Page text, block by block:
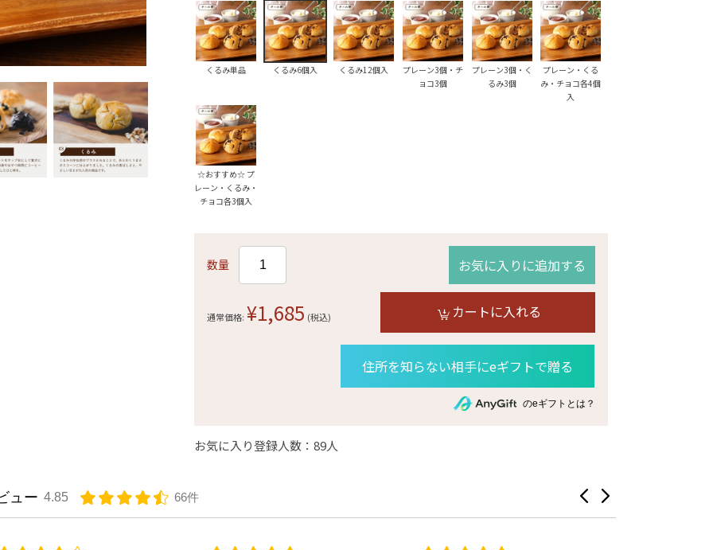
くるみ単品 くるみ6個入 くるみ12個入
プレーン3個・チ
ョコ3個
プレーン3個・く
るみ3個
プレーン・くる
み・チョコ各4個
入
☆おすすめ☆ プ
レーン・くるみ・
チョコ各3個入
数量 お気に入りに追加する
通常価格: ¥1,685 (税込) カートに入れる
住所を知らない相手にeギフトで贈る
のeギフトとは？
お気に入り登録人数：89人
ュー 4.85 66件